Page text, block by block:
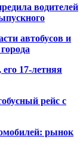
водителей
автобусов и
17-летняя
рейс с
рынок